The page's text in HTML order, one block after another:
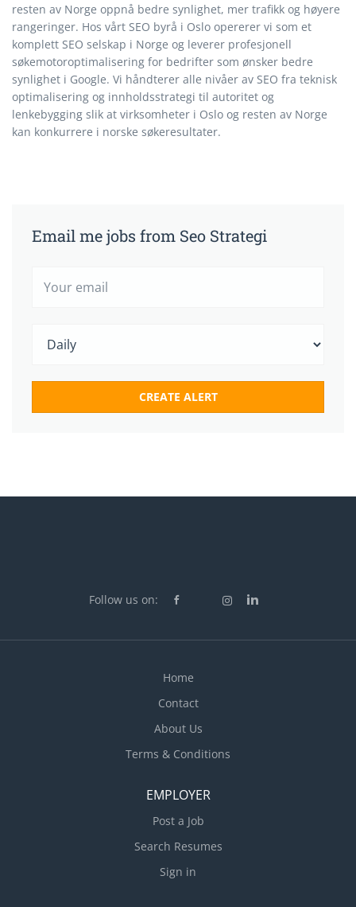
resten av Norge oppnå bedre synlighet, mer trafikk og høyere
rangeringer. Hos vårt SEO byrå i Oslo opererer vi som et
komplett SEO selskap i Norge og leverer profesjonell
søkemotoroptimalisering for bedrifter som ønsker bedre
synlighet i Google. Vi håndterer alle nivåer av SEO fra teknisk
optimalisering og innholdsstrategi til autoritet og
lenkebygging slik at virksomheter i Oslo og resten av Norge
kan konkurrere i norske søkeresultater.
Email me jobs from Seo Strategi
Follow us on:
Home
Contact
About Us
Terms & Conditions
EMPLOYER
Post a Job
Search Resumes
Sign in